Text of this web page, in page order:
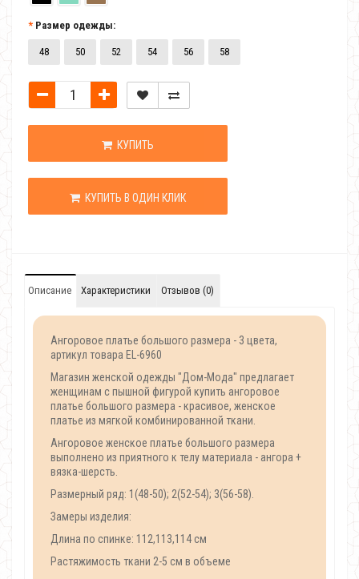
Размер одежды:
48 50 52 54 56 58
КУПИТЬ
КУПИТЬ В ОДИН КЛИК
Описание Характеристики Отзывов (0)
Ангоровое платье большого размера - 3 цвета,
артикул товара EL-6960
Магазин женской одежды "Дом-Мода" предлагает
женщинам с пышной фигурой купить ангоровое
платье большого размера - красивое, женское
платье из мягкой комбинированной ткани.
Ангоровое женское платье большого размера
выполнено из приятного к телу материала - ангора +
вязка-шерсть.
Размерный ряд: 1(48-50); 2(52-54); 3(56-58).
Замеры изделия:
Длина по спинке: 112,113,114 см
Растяжимость ткани 2-5 см в объеме